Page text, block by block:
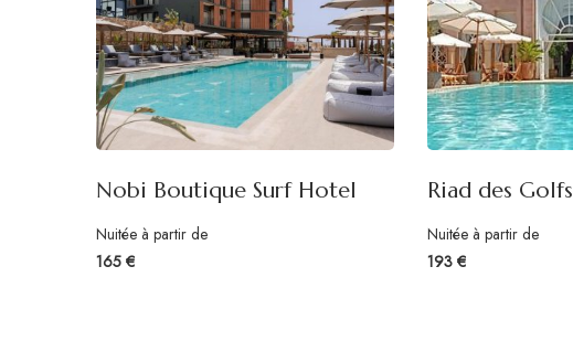
Nobi Boutique Surf Hotel
Nuitée à partir de
165 €
Riad des Golfs
Nuitée à partir de
193 €